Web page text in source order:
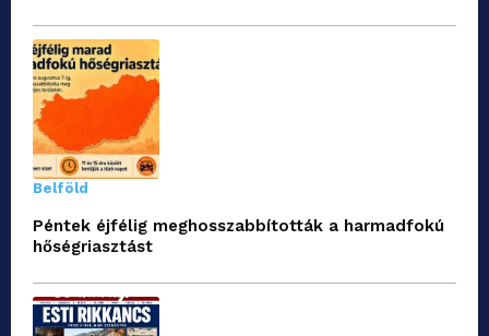
Belföld
Péntek éjfélig meghosszabbították a harmadfokú
hőségriasztást